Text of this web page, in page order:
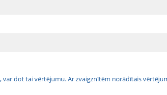
var dot tai vērtējumu. Ar zvaigznītēm norādītais